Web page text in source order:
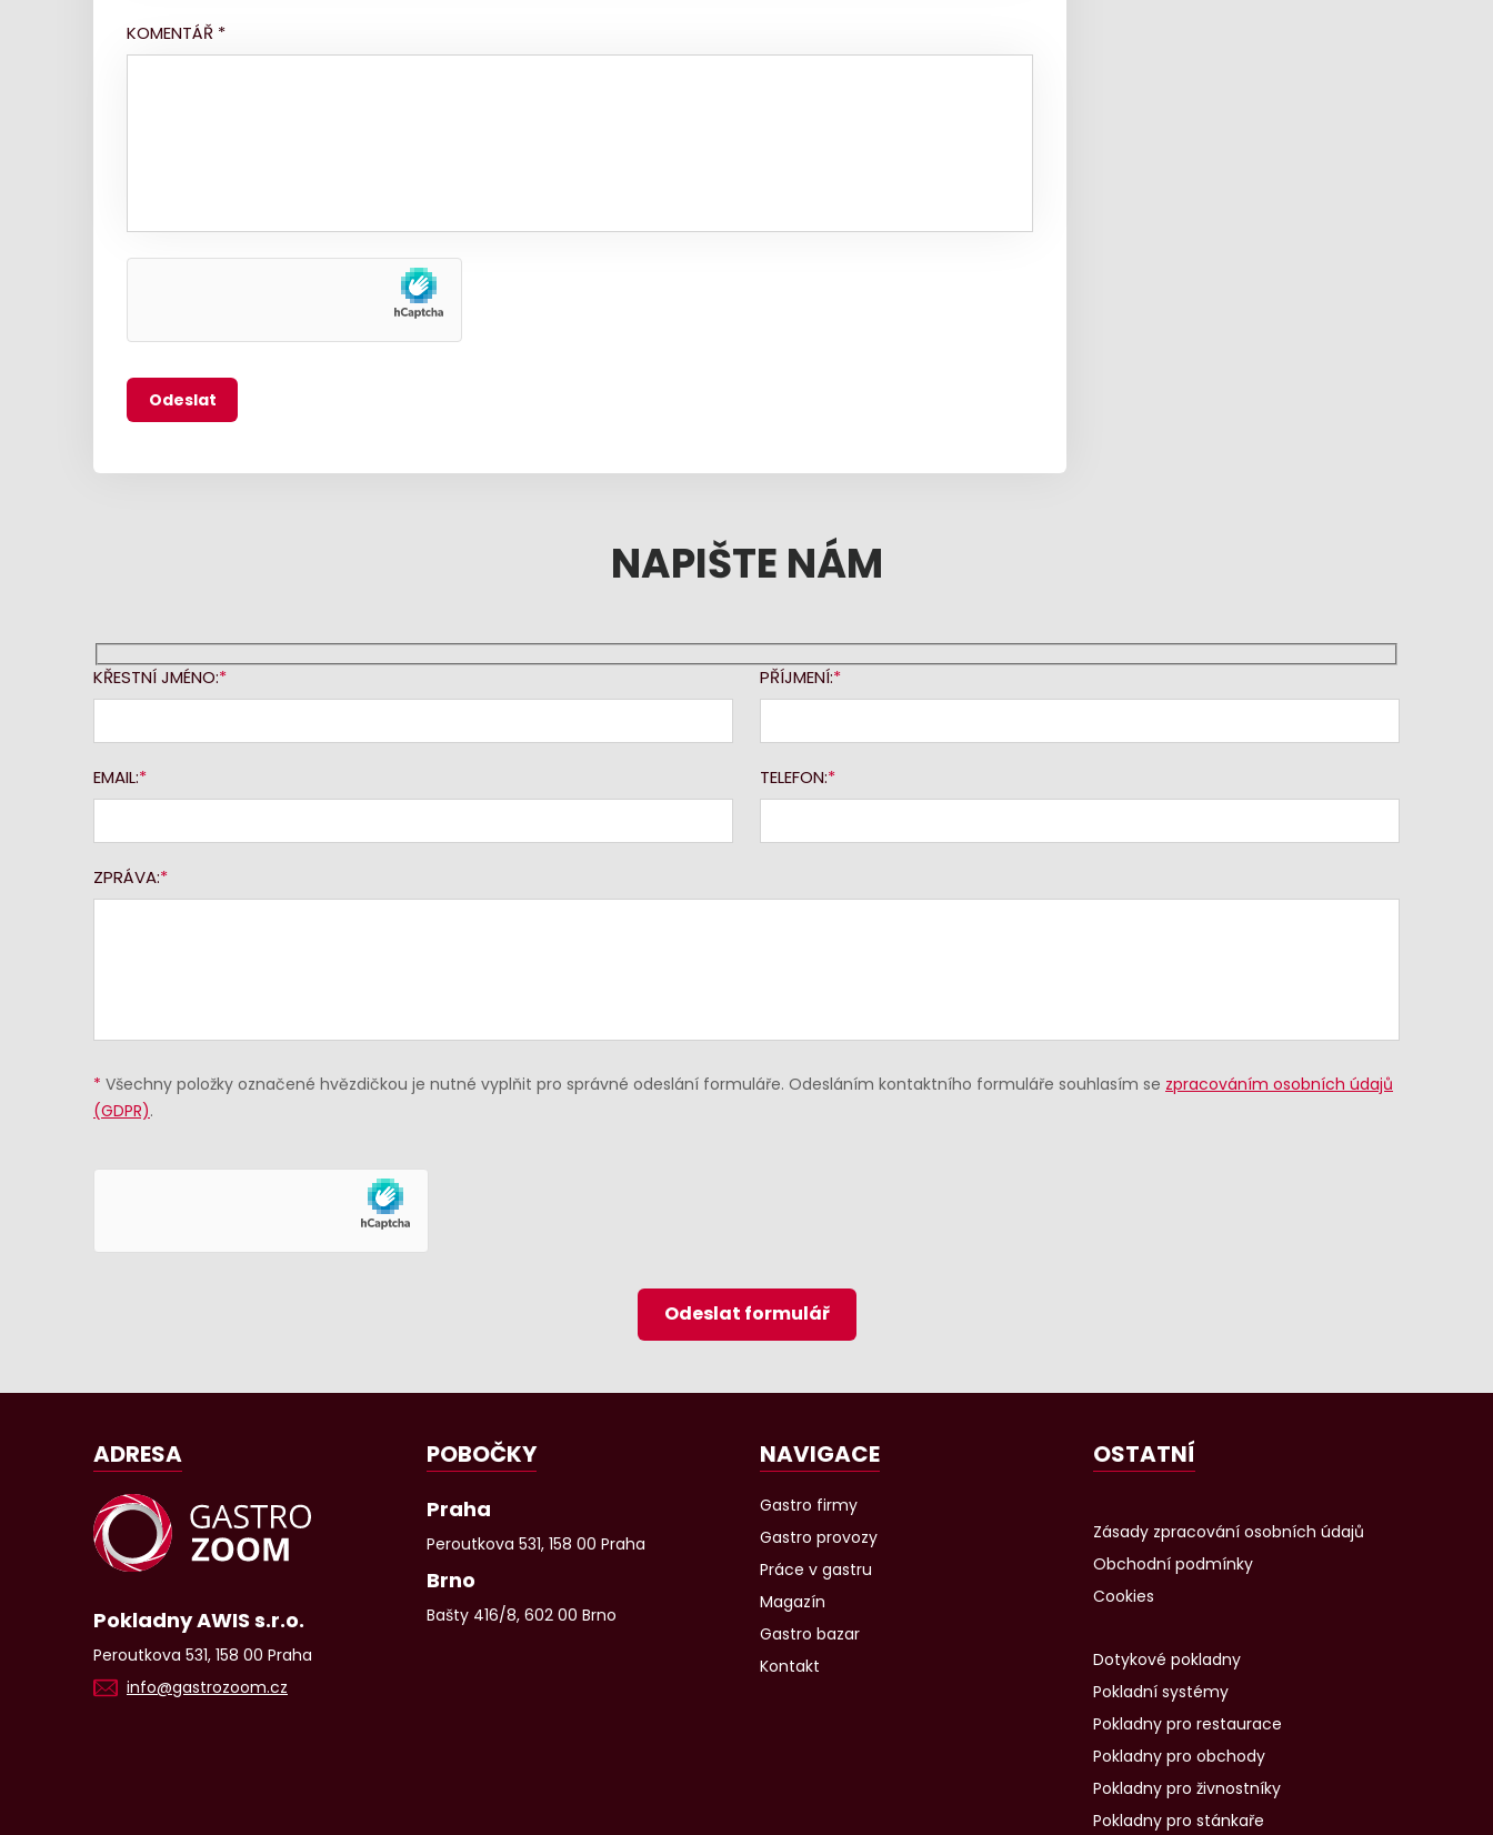
KOMENTÁŘ *
NAPIŠTE NÁM
KŘESTNÍ JMÉNO: PŘÍJMENÍ:
EMAIL: TELEFON:
ZPRÁVA:
* Všechny položky označené hvězdičkou je nutné vyplňit pro správné odeslání formuláře. Odesláním kontaktního formuláře souhlasím se zpracováním osobních údajů
(GDPR).
Odeslat formulář
ADRESA
Pokladny AWIS s.r.o.
Peroutkova 531, 158 00 Praha
info@gastrozoom.cz
POBOČKY
Praha
Peroutkova 531, 158 00 Praha
Brno
Bašty 416/8, 602 00 Brno
NAVIGACE
Gastro firmy
Gastro provozy
Práce v gastru
Magazín
Gastro bazar
Kontakt
OSTATNÍ
Zásady zpracování osobních údajů
Obchodní podmínky
Cookies
Dotykové pokladny
Pokladní systémy
Pokladny pro restaurace
Pokladny pro obchody
Pokladny pro živnostníky
Pokladny pro stánkaře